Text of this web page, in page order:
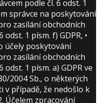
podle čl. 6 odst. 1
správce na poskytování
zasílání obchodních
1 písm. f) GDPR, •
účely poskytování
zasílání obchodních
1 písm. a) GDPR ve
2004 Sb., o některých
v případě, že nedošlo k
Účelem zpracování